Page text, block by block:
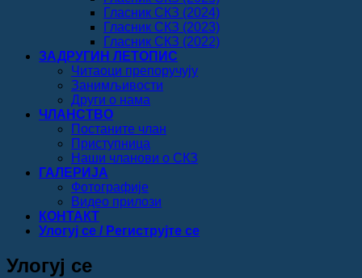
Гласник СКЗ (2024)
Гласник СКЗ (2023)
Гласник СКЗ (2022)
ЗАДРУГИН ЛЕТОПИС
Читаоци препоручују
Занимљивости
Други о нама
ЧЛАНСТВО
Постаните члан
Приступница
Наши чланови о СКЗ
ГАЛЕРИЈА
Фотографије
Видео прилози
КОНТАКТ
Улогуј се / Региструјте се
Улогуј се